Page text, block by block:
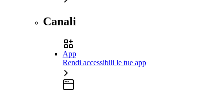
Canali
App
Rendi accessibili le tue app